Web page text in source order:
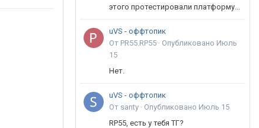
этого протестировали платформу...
uVS - оффтопик
От PR55.RP55 · Опубликовано Июль
15
Нет.
uVS - оффтопик
От santy · Опубликовано Июль 15
RP55, есть у тебя ТГ?